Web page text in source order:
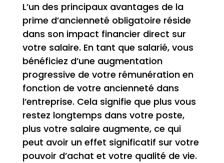
L’un des principaux avantages de la
prime d’ancienneté obligatoire réside
dans son impact financier direct sur
votre salaire. En tant que salarié, vous
bénéficiez d’une augmentation
progressive de votre rémunération en
fonction de votre ancienneté dans
l’entreprise. Cela signifie que plus vous
restez longtemps dans votre poste,
plus votre salaire augmente, ce qui
peut avoir un effet significatif sur votre
pouvoir d’achat et votre qualité de vie.